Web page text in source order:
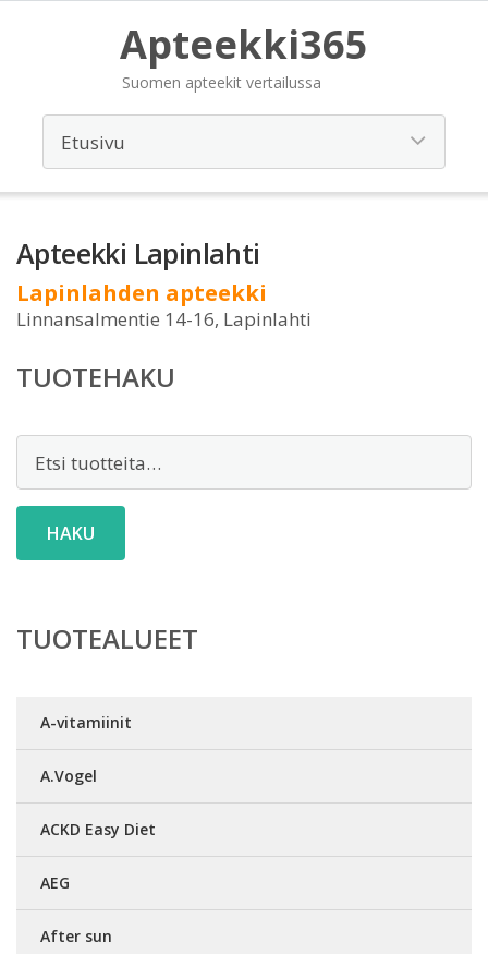
Apteekki365
Suomen apteekit vertailussa
Apteekki Lapinlahti
Lapinlahden apteekki
Linnansalmentie 14-16, Lapinlahti
TUOTEHAKU
HAKU
TUOTEALUEET
A-vitamiinit
A.Vogel
ACKD Easy Diet
AEG
After sun